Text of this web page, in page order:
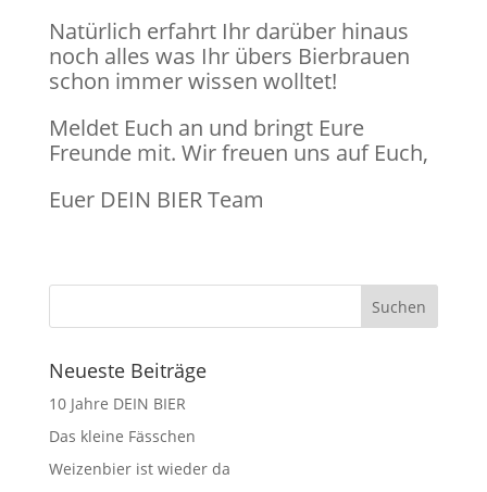
Natürlich erfahrt Ihr darüber hinaus
noch alles was Ihr übers Bierbrauen
schon immer wissen wolltet!
Meldet Euch an und bringt Eure
Freunde mit. Wir freuen uns auf Euch,
Euer DEIN BIER Team
Neueste Beiträge
10 Jahre DEIN BIER
Das kleine Fässchen
Weizenbier ist wieder da